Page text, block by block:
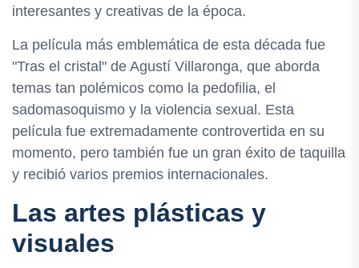
interesantes y creativas de la época.
La película más emblemática de esta década fue
"Tras el cristal" de Agustí Villaronga, que aborda
temas tan polémicos como la pedofilia, el
sadomasoquismo y la violencia sexual. Esta
película fue extremadamente controvertida en su
momento, pero también fue un gran éxito de taquilla
y recibió varios premios internacionales.
Las artes plásticas y
visuales